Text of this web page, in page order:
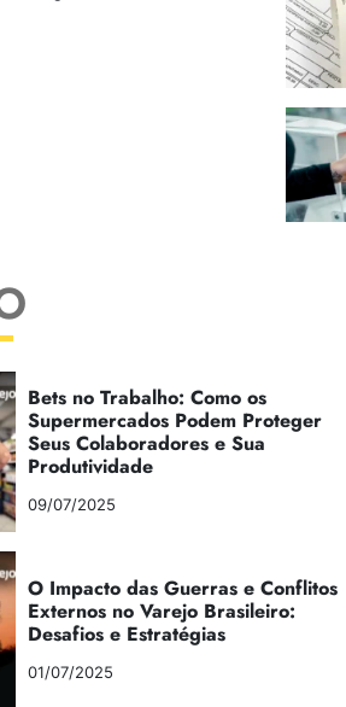
Bets no Trabalho: Como os
Supermercados Podem Proteger
Seus Colaboradores e Sua
Produtividade
09/07/2025
O Impacto das Guerras e Conflitos
Externos no Varejo Brasileiro:
Desafios e Estratégias
01/07/2025